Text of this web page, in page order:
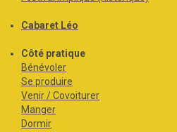
Cabaret Léo
Côté pratique
Bénévoler
Se produire
Venir / Covoiturer
Manger
Dormir